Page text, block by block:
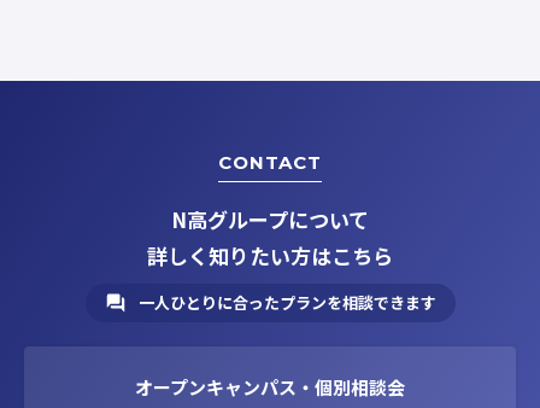
CONTACT
N高グループについて
詳しく知りたい方はこちら
一人ひとりに合ったプランを相談できます
オープンキャンパス・個別相談会